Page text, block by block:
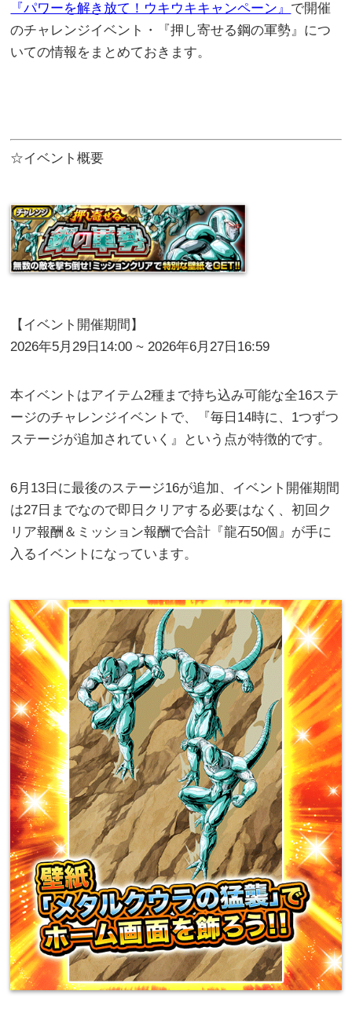
『パワーを解き放て！ウキウキキャンペーン』 で開催
のチャレンジイベント・『押し寄せる鋼の軍勢』につ
いての情報をまとめておきます。
☆イベント概要
【イベント開催期間】
2026年5月29日14:00 ~ 2026年6月27日16:59
本イベントはアイテム2種まで持ち込み可能な全16ステ
ージのチャレンジイベントで、『毎日14時に、1つずつ
ステージが追加されていく』という点が特徴的です。
6月13日に最後のステージ16が追加、イベント開催期間
は27日までなので即日クリアする必要はなく、初回ク
リア報酬＆ミッション報酬で合計『龍石50個』が手に
入るイベントになっています。